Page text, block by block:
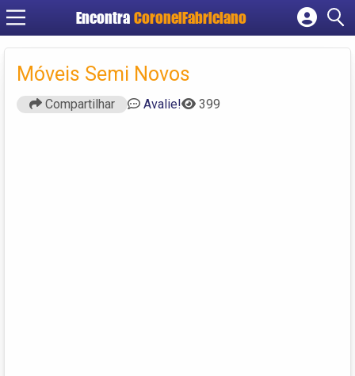
Encontra CoronelFabriciano
Cadastrar empresa
Criar conta
Móveis Semi Novos
Compartilhar Avalie! 399